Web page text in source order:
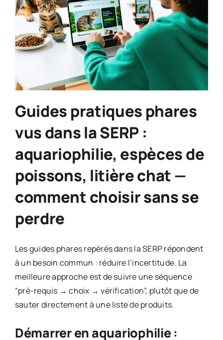
Guides pratiques phares
vus dans la SERP :
aquariophilie, espèces de
poissons, litière chat —
comment choisir sans se
perdre
Les guides phares repérés dans la SERP répondent
à un besoin commun : réduire l’incertitude. La
meilleure approche est de suivre une séquence
“pré-requis → choix → vérification”, plutôt que de
sauter directement à une liste de produits.
Démarrer en aquariophilie :